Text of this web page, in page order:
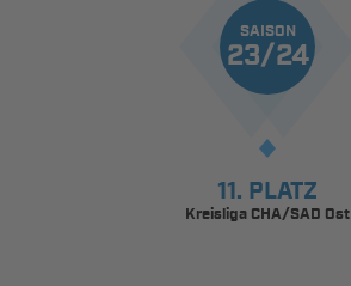
SAISON
23/24
11. PLATZ
Kreisliga CHA/SAD Ost